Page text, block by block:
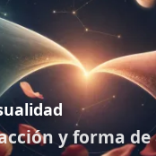
y forma de